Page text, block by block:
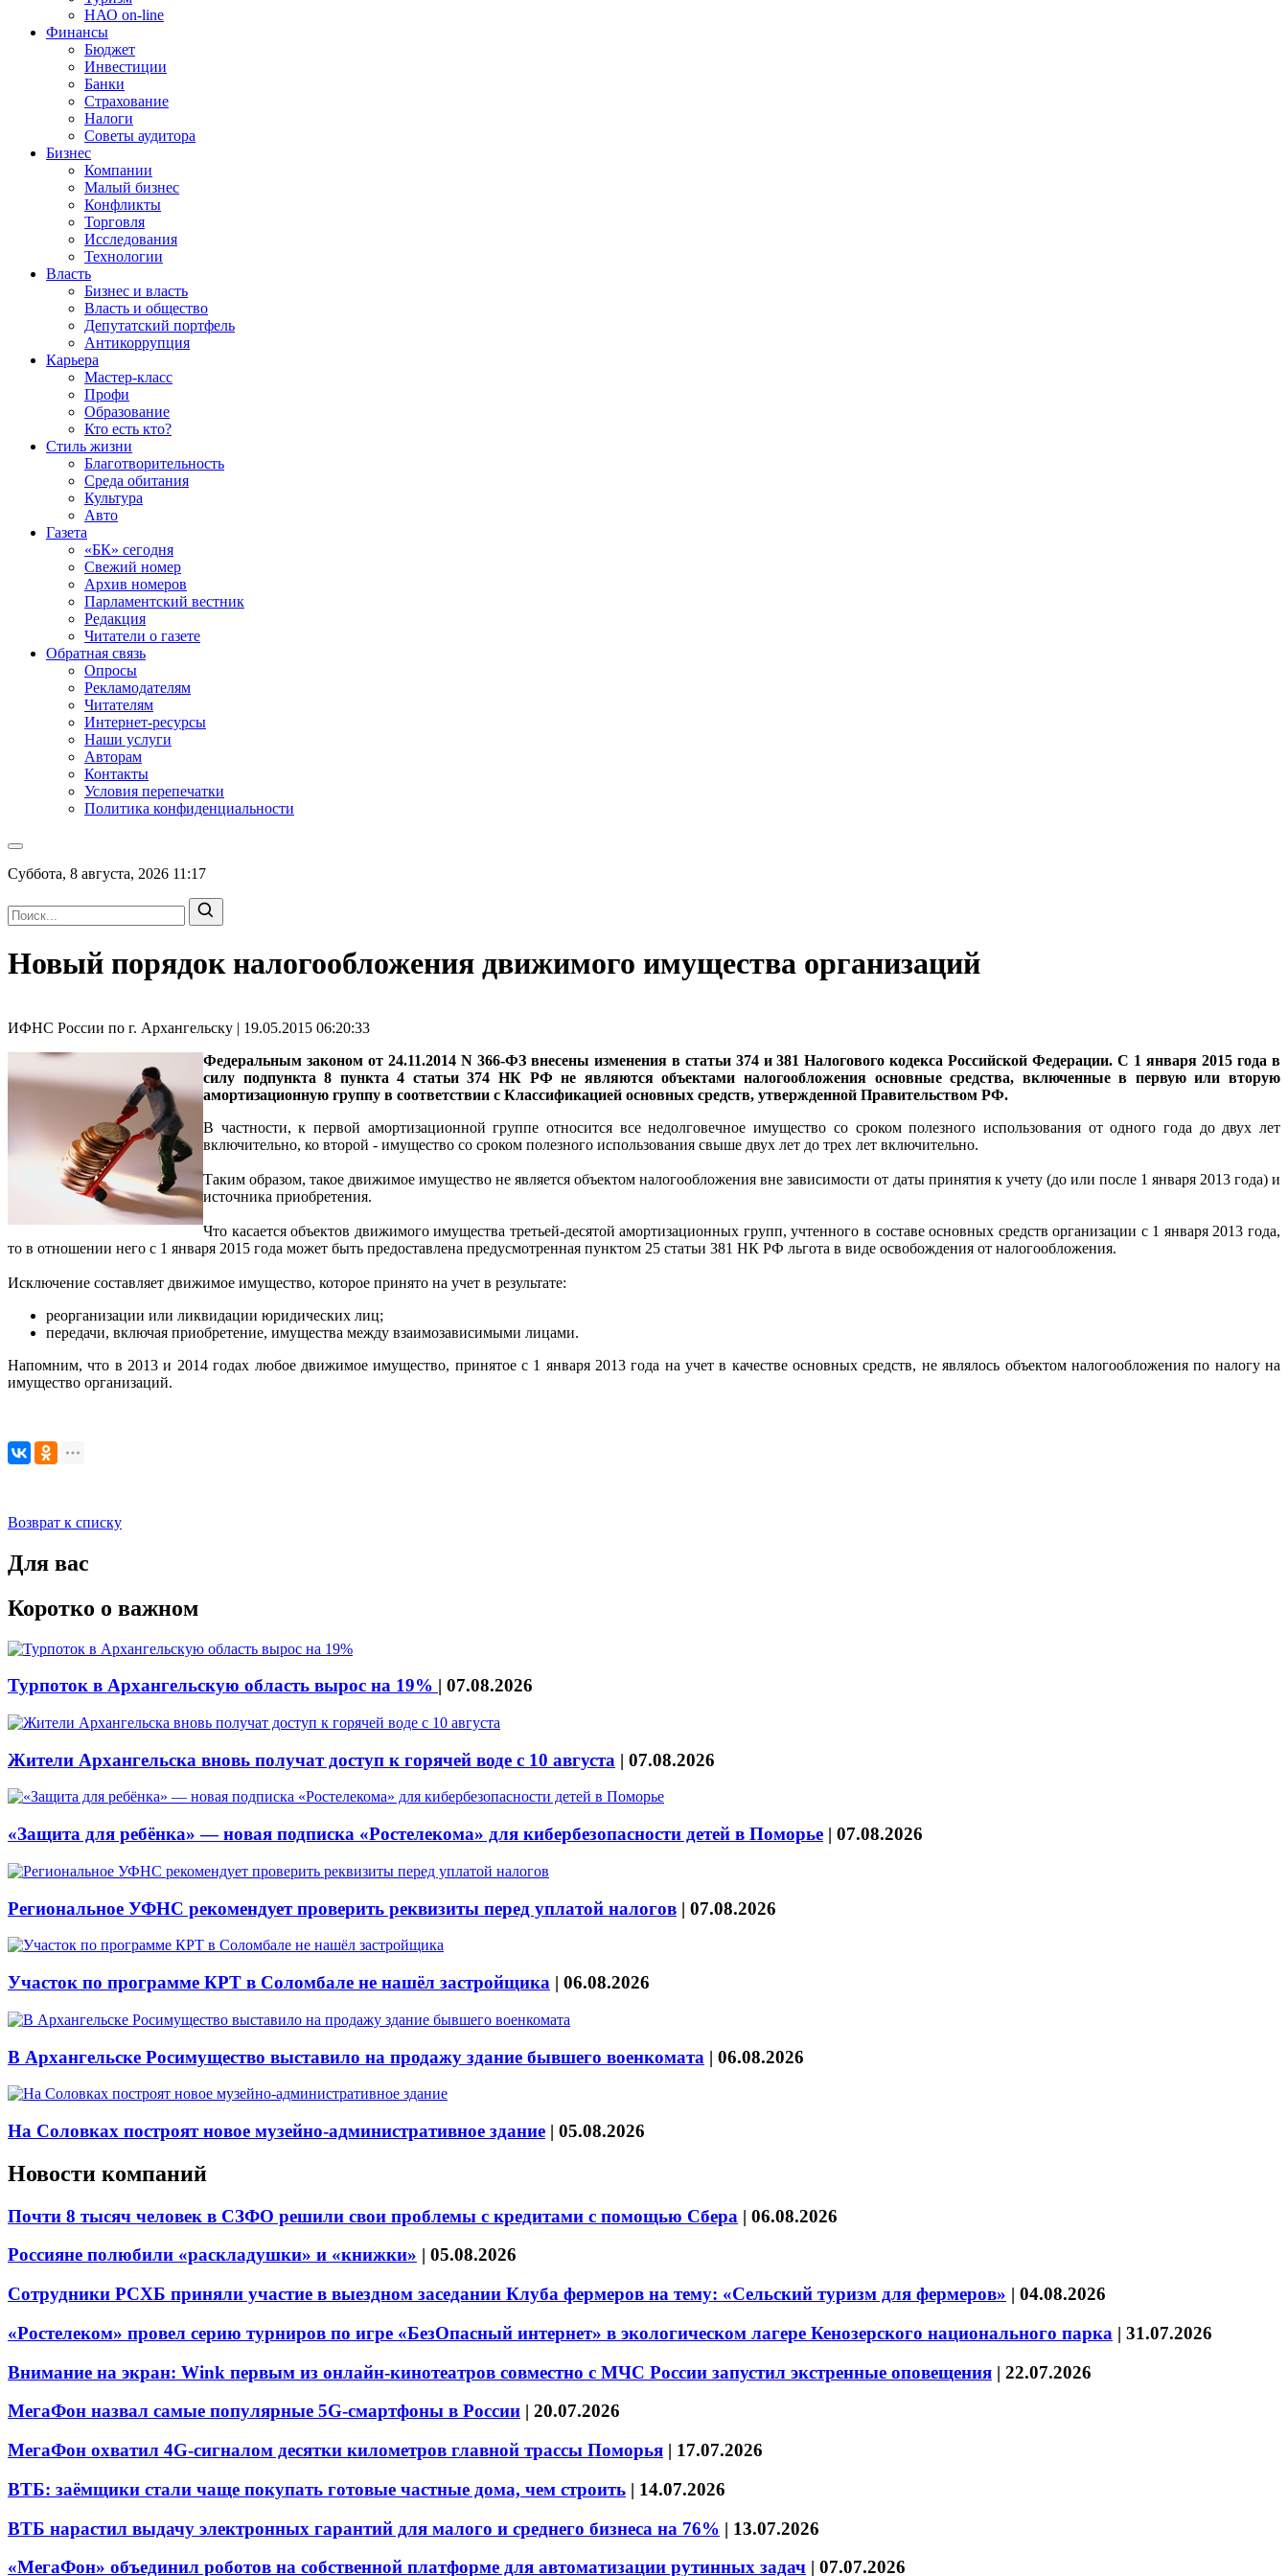
НАО on-line
Финансы
Бюджет
Инвестиции
Банки
Страхование
Налоги
Советы аудитора
Бизнес
Компании
Малый бизнес
Конфликты
Торговля
Исследования
Технологии
Власть
Бизнес и власть
Власть и общество
Депутатский портфель
Антикоррупция
Карьера
Мастер-класс
Профи
Образование
Кто есть кто?
Стиль жизни
Благотворительность
Среда обитания
Культура
Авто
Газета
«БК» сегодня
Свежий номер
Архив номеров
Парламентский вестник
Редакция
Читатели о газете
Обратная связь
Опросы
Рекламодателям
Читателям
Интернет-ресурсы
Наши услуги
Авторам
Контакты
Условия перепечатки
Политика конфиденциальности
Суббота, 8 августа, 2026 11:17
Новый порядок налогообложения движимого имущества организаций
ИФНС России по г. Архангельску | 19.05.2015 06:20:33
Федеральным законом от 24.11.2014 N 366-ФЗ внесены изменения в статьи 374 и 381 Налогового кодекса Российской Федерации. С 1 января 2015 года в
силу подпункта 8 пункта 4 статьи 374 НК РФ не являются объектами налогообложения основные средства, включенные в первую или вторую
амортизационную группу в соответствии с Классификацией основных средств, утвержденной Правительством РФ.
В частности, к первой амортизационной группе относится все недолговечное имущество со сроком полезного использования от одного года до двух лет
включительно, ко второй - имущество со сроком полезного использования свыше двух лет до трех лет включительно.
Таким образом, такое движимое имущество не является объектом налогообложения вне зависимости от даты принятия к учету (до или после 1 января 2013 года) и
источника приобретения.
Что касается объектов движимого имущества третьей-десятой амортизационных групп, учтенного в составе основных средств организации с 1 января 2013 года,
то в отношении него с 1 января 2015 года может быть предоставлена предусмотренная пунктом 25 статьи 381 НК РФ льгота в виде освобождения от налогообложения.
Исключение составляет движимое имущество, которое принято на учет в результате:
реорганизации или ликвидации юридических лиц;
передачи, включая приобретение, имущества между взаимозависимыми лицами.
Напомним, что в 2013 и 2014 годах любое движимое имущество, принятое с 1 января 2013 года на учет в качестве основных средств, не являлось объектом налогообложения по налогу на
имущество организаций.
Возврат к списку
Для вас
Коротко о важном
Турпоток в Архангельскую область вырос на 19% | 07.08.2026
Жители Архангельска вновь получат доступ к горячей воде с 10 августа | 07.08.2026
«Защита для ребёнка» — новая подписка «Ростелекома» для кибербезопасности детей в Поморье | 07.08.2026
Региональное УФНС рекомендует проверить реквизиты перед уплатой налогов | 07.08.2026
Участок по программе КРТ в Соломбале не нашёл застройщика | 06.08.2026
В Архангельске Росимущество выставило на продажу здание бывшего военкомата | 06.08.2026
На Соловках построят новое музейно-административное здание | 05.08.2026
Новости компаний
Почти 8 тысяч человек в СЗФО решили свои проблемы с кредитами с помощью Сбера | 06.08.2026
Россияне полюбили «раскладушки» и «книжки» | 05.08.2026
Сотрудники РСХБ приняли участие в выездном заседании Клуба фермеров на тему: «Сельский туризм для фермеров» | 04.08.2026
«Ростелеком» провел серию турниров по игре «БезОпасный интернет» в экологическом лагере Кенозерского национального парка | 31.07.2026
Внимание на экран: Wink первым из онлайн-кинотеатров совместно с МЧС России запустил экстренные оповещения | 22.07.2026
МегаФон назвал самые популярные 5G-смартфоны в России | 20.07.2026
МегаФон охватил 4G-сигналом десятки километров главной трассы Поморья | 17.07.2026
ВТБ: заёмщики стали чаще покупать готовые частные дома, чем строить | 14.07.2026
ВТБ нарастил выдачу электронных гарантий для малого и среднего бизнеса на 76% | 13.07.2026
«МегаФон» объединил роботов на собственной платформе для автоматизации рутинных задач | 07.07.2026